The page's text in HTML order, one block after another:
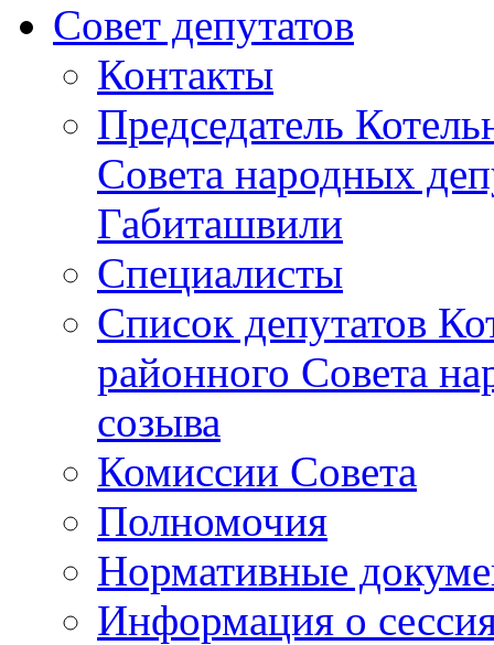
Совет депутатов
Контакты
Председатель
Совета народных
Габиташвили
Специалисты
Список депутатов
районного Совета
созыва
Комиссии Совета
Полномочия
Нормативные
Информация о